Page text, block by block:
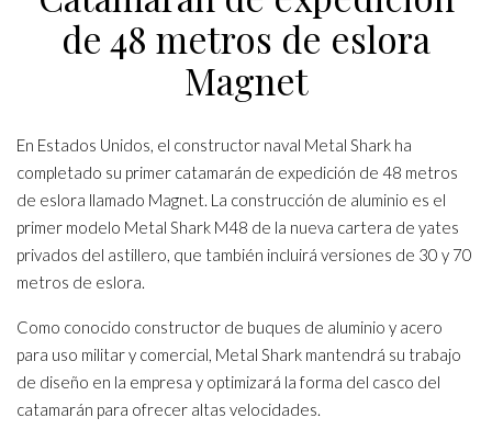
de 48 metros de eslora
Magnet
En Estados Unidos, el constructor naval Metal Shark ha
completado su primer catamarán de expedición de 48 metros
de eslora llamado Magnet. La construcción de aluminio es el
primer modelo Metal Shark M48 de la nueva cartera de yates
privados del astillero, que también incluirá versiones de 30 y 70
metros de eslora.
Como conocido constructor de buques de aluminio y acero
para uso militar y comercial, Metal Shark mantendrá su trabajo
de diseño en la empresa y optimizará la forma del casco del
catamarán para ofrecer altas velocidades.